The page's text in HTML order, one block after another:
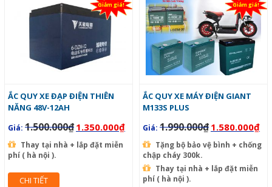
Giảm giá!
ẮC QUY XE ĐẠP ĐIỆN THIÊN
NĂNG 48V-12AH
Giá: 1.500.000₫ 1.350.000₫
Thay tại nhà + lắp đặt miễn
phí ( hà nội ).
CHI TIẾT
Giảm giá!
ẮC QUY XE MÁY ĐIỆN GIANT
M133S PLUS
Giá: 1.990.000₫ 1.580.000₫
Tặng bộ bảo vệ bình + chống
chập cháy 300k.
Thay tại nhà + lắp đặt miễn
phí ( hà nội ).